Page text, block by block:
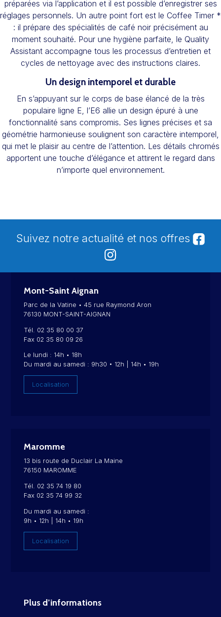
préparées via l’application et il est possible d’enregistrer ses
réglages personnels. Un autre point fort est le Coffee Timer *
: il prépare des spécialités de café noir précisément au
moment souhaité. Pour une hygiène parfaite, le Quality
Assistant accompagne tous les processus d’entretien et
cycles de nettoyage avec des instructions claires.
Un design intemporel et durable
En s’appuyant sur le corps de base élancé de la très
populaire ligne E, l’E6 allie un design épuré à une
fonctionnalité sans compromis. Ses lignes précises et sa
géométrie harmonieuse soulignent son caractère intemporel,
qui met le plaisir au centre de l’attention. Les détails chromés
apportent une touche d’élégance et attirent le regard dans
n’importe quel environnement.
Suivez notre actualité et nos offres
Mont-Saint Aignan
Parc de la Vatine • 45 rue Raymond Aron
76130 MONT-SAINT-AIGNAN
Tél. 02 35 80 00 37
Fax 02 35 80 09 26
Le lundi : 14h • 18h
Du mardi au samedi : 9h30 • 12h | 14h • 19h
Localisation
Maromme
13 bis route de Duclair La Maine
76150 MAROMME
Tél. 02 35 74 19 80
Fax 02 35 74 99 32
Du mardi au samedi :
9h • 12h | 14h • 19h
Localisation
Plus d’informations